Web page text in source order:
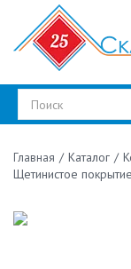
Главная / Каталог /
Щетинистое покрытие